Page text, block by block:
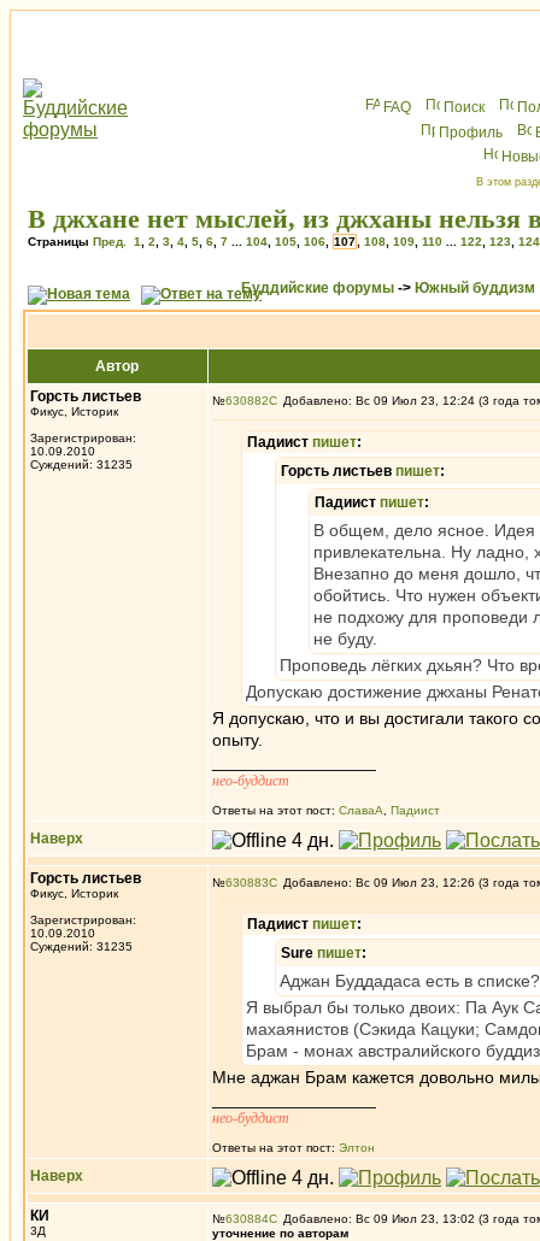
FAQ Поиск
Профиль
В этом
В джхане нет мыслей, из джханы нельзя
Страницы Пред. 1 2 3 4 5 6 7 104 105 106 107 108 109 110 122 123 124
Буддийские форумы -> Южный буддизм
Автор
Горсть листьев
Фикус, Историк
Зарегистрирован:
10.09.2010
Суждений: 31235
№630882 Добавлено: Вс 09 Июл 23, 12:24 (3 года
Падиист пишет:
Горсть листьев пишет:
Падиист пишет:
В общем, дело ясное. Идея
привлекательна. Ну
Внезапно до меня дошло,
обойтись. Что нужен
не подхожу для проповеди
не буду.
Проповедь лёгких дхьян? Что
Допускаю достижение джханы
Я допускаю, что и вы достигали такого
опыту.
нео-буддист
Ответы на этот пост: СлаваА Падиист
Наверх
Горсть листьев
Фикус, Историк
Зарегистрирован:
10.09.2010
Суждений: 31235
№630883 Добавлено: Вс 09 Июл 23, 12:26 (3 года
Падиист пишет:
Sure пишет:
Аджан Буддадаса есть в списке?
Я выбрал бы только двоих: Па Аук
махаянистов (Сэкида Кацуки;
Брам - монах австралийского
Мне аджан Брам кажется довольно
нео-буддист
Ответы на этот пост: Элтон
Наверх
КИ
3Д
№630884
Добавлено: Вс 09 Июл 23, 13:02 (3 года
уточнение по авторам